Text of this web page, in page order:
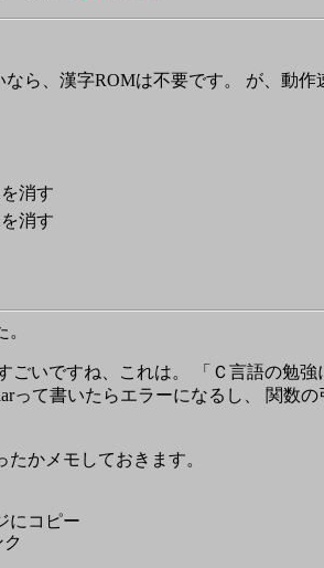
ら、漢字ROMは不要です。 が、動作
消す
消す
ごいですね、これは。 「Ｃ言語の勉
って書いたらエラーになるし、 関
かメモしておきます。
にコピー